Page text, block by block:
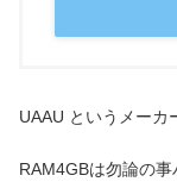
UAAU というメーカ
RAM4GBは勿論の